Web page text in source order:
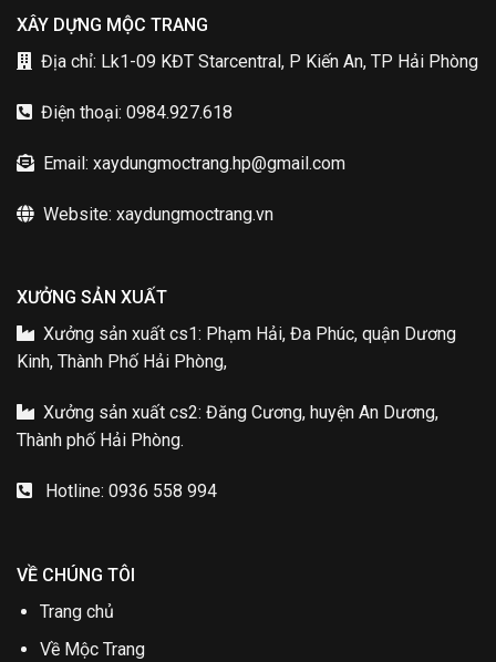
XÂY DỰNG MỘC TRANG
Địa chỉ: Lk1-09 KĐT Starcentral, P Kiến An, TP Hải Phòng
Điện thoại: 0984.927.618
Email: xaydungmoctrang.hp@gmail.com
Website: xaydungmoctrang.vn
XƯỞNG SẢN XUẤT
Xưởng sản xuất cs1: Phạm Hải, Đa Phúc, quận Dương
Kinh, Thành Phố Hải Phòng,
Xưởng sản xuất cs2: Đăng Cương, huyện An Dương,
Thành phố Hải Phòng.
Hotline: 0936 558 994
VỀ CHÚNG TÔI
Trang chủ
Về Mộc Trang